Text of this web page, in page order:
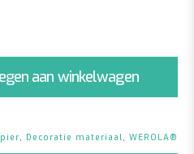
aan winkelwagen
, Decoratie materiaal, WEROLA®